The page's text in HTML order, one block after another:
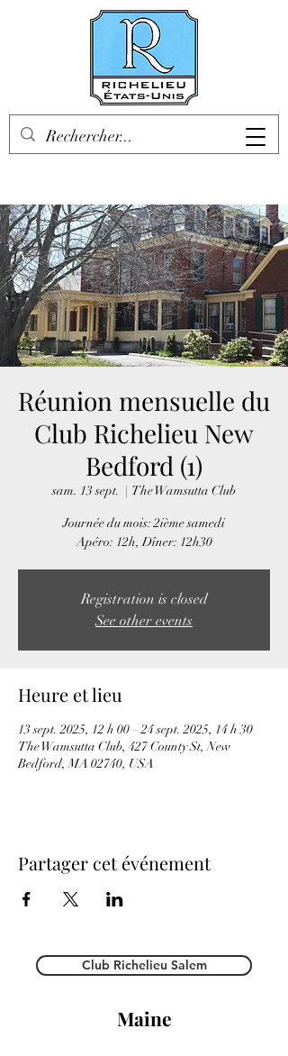
Réunion mensuelle du
Club Richelieu New
Bedford (1)
sam. 13 sept.
  |
The Wamsutta Club
Journée du mois: 2ième samedi
Apéro: 12h, Dîner: 12h30
Registration is closed
See other events
Heure et lieu
13 sept. 2025, 12 h 00 – 24 sept. 2025, 14 h 30
The Wamsutta Club, 427 County St, New
Bedford, MA 02740, USA
Partager cet événement
Club Richelieu Salem
Maine